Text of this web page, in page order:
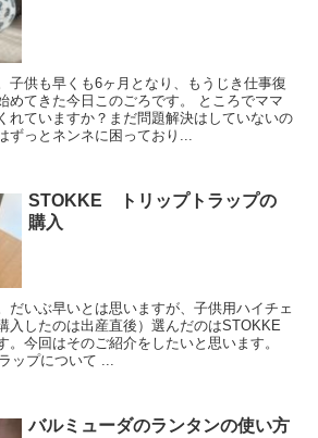
子供も早くも6ヶ月となり、もうじき仕事復
めてきた今日このごろです。 ところでママ
れていますか？まだ問題解決はしていないの
ずっとネンネに困っており...
STOKKE トリップトラップの
購入
だいぶ早いとは思いますが、子供用ハイチェ
入したのは出産直後）選んだのはSTOKKE
。今回はそのご紹介をしたいと思います。
プについて ...
バルミューダのランタンの使い方